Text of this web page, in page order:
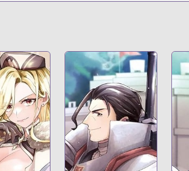
defense-by-the-optimistic-